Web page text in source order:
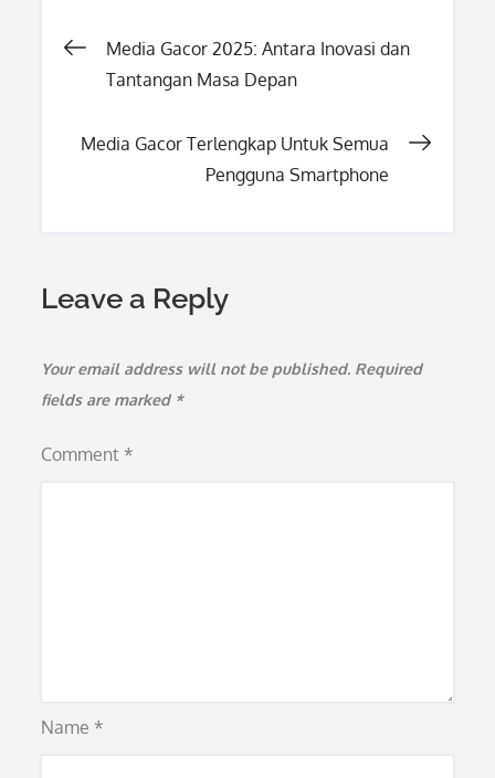
PostMedia Gacor 2025: Antara Inovasi dan
Tantangan Masa Depan
Media Gacor Terlengkap Untuk Semua
Pengguna Smartphone
Leave a Reply
Your email address will not be published. Required
fields are marked *
Comment *
Name *